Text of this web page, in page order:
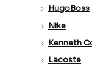
HugoBoss
Nike
Kenneth
Lacoste